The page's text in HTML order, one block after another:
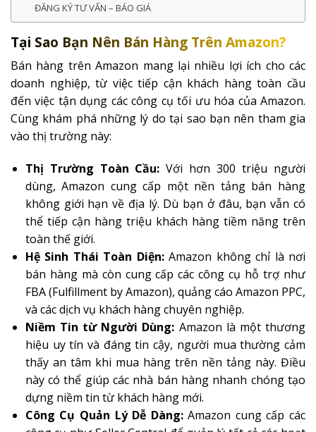
ĐĂNG KÝ TƯ VẤN – BÁO GIÁ
Tại Sao Bạn Nên Bán Hàng Trên Amazon?
Bán hàng trên Amazon mang lại nhiều lợi ích cho các
doanh nghiệp, từ việc tiếp cận khách hàng toàn cầu
đến việc tận dụng các công cụ tối ưu hóa của Amazon.
Cùng khám phá những lý do tại sao bạn nên tham gia
vào thị trường này:
Thị Trường Toàn Cầu: Với hơn 300 triệu người
dùng, Amazon cung cấp một nền tảng bán hàng
không giới hạn về địa lý. Dù bạn ở đâu, bạn vẫn có
thể tiếp cận hàng triệu khách hàng tiềm năng trên
toàn thế giới.
Hệ Sinh Thái Toàn Diện:Amazon không chỉ là nơi
bán hàng mà còn cung cấp các công cụ hỗ trợ như
FBA (Fulfillment by Amazon), quảng cáo Amazon PPC,
và các dịch vụ khách hàng chuyên nghiệp.
Niềm Tin từ Người Dùng: Amazon là một thương
hiệu uy tín và đáng tin cậy, người mua thường cảm
thấy an tâm khi mua hàng trên nền tảng này. Điều
này có thể giúp các nhà bán hàng nhanh chóng tạo
dựng niềm tin từ khách hàng mới.
Công Cụ Quản Lý Dễ Dàng:Amazon cung cấp các